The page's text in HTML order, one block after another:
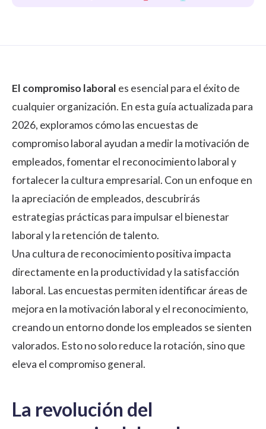
El compromiso laboral es esencial para el éxito de
cualquier organización. En esta guía actualizada para
2026, exploramos cómo las encuestas de
compromiso laboral ayudan a medir la motivación de
empleados, fomentar el reconocimiento laboral y
fortalecer la cultura empresarial. Con un enfoque en
la apreciación de empleados, descubrirás
estrategias prácticas para impulsar el bienestar
laboral y la retención de talento.
Una cultura de reconocimiento positiva impacta
directamente en la productividad yla satisfacción
laboral. Las encuestas permiten identificar áreas de
mejora en la motivación laboraly el reconocimiento,
creando un entorno donde los empleados se sienten
valorados. Esto no solo reduce la rotación, sino que
eleva el compromiso general.
La revolución del